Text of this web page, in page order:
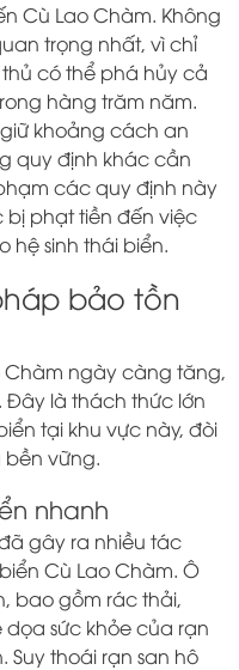
Cù Lao Chàm. Không
trọng nhất, vì chỉ
có thể phá hủy cả
hàng trăm năm.
khoảng cách an
quy định khác cần
các quy định này
bị phạt tiền đến việc
hệ sinh thái biển.
bảo tồn
Chàm ngày càng tăng,
Đây là thách thức lớn
tại khu vực này, đòi
vững.
nhanh
gây ra nhiều tác
Cù Lao Chàm. Ô
bao gồm rác thải,
sức khỏe của rạn
Suy thoái rạn san hô